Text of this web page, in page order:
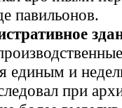
павильонов.
единым и
при